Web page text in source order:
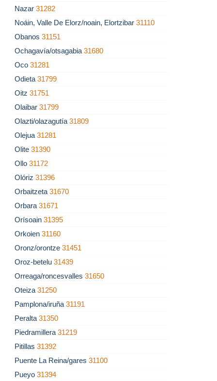
Nazar 31282
Noáin, Valle De Elorz/noain, Elortzibar 31110
Obanos 31151
Ochagavía/otsagabia 31680
Oco 31281
Odieta 31799
Oitz 31751
Olaibar 31799
Olazti/olazagutía 31809
Olejua 31281
Olite 31390
Ollo 31172
Olóriz 31396
Orbaitzeta 31670
Orbara 31671
Orísoain 31395
Orkoien 31160
Oronz/orontze 31451
Oroz-betelu 31439
Orreaga/roncesvalles 31650
Oteiza 31250
Pamplona/iruña 31191
Peralta 31350
Piedramillera 31219
Pitillas 31392
Puente La Reina/gares 31100
Pueyo 31394